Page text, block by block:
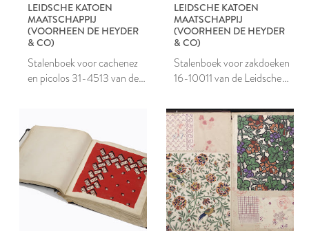
LEIDSCHE KATOEN
MAATSCHAPPIJ
(VOORHEEN DE HEYDER
& CO)
Stalenboek voor cachenez
en picolos 31-4513 van de
LEIDSCHE KATOEN
MAATSCHAPPIJ
(VOORHEEN DE HEYDER
& CO)
Stalenboek voor zakdoeken
16-10011 van de Leidsche